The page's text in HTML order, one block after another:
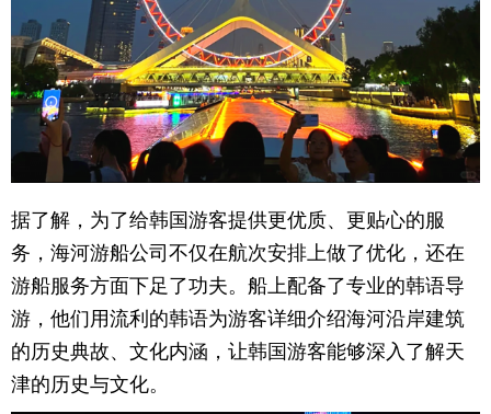
化
据了解，为了给韩国游客提供更优质、更贴心的服
务，海河游船公司不仅在航次安排上做了优化，还在
游船服务方面下足了功夫。船上配备了专业的韩语导
游，他们用流利的韩语为游客详细介绍海河沿岸建筑
的历史典故、文化内涵，让韩国游客能够深入了解天
津的历史与文化。